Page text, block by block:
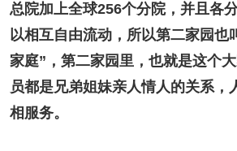
总院加上全球256个分院，并且各
以相互自由流动，所以第二家园也
家庭”，第二家园里，也就是这个
员都是兄弟姐妹亲人情人的关系，
相服务。